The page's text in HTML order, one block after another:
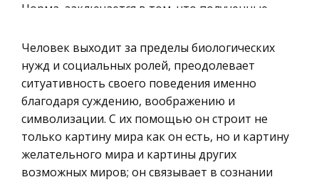
Экономика и Финансы
Химия
Металлургия
Микроэкономика, экономика предприятия,
предпринимательство
Историческая личность
Норма, заключается в том, что полученные
задачи расчетные формулы почти
непосредственно используются для ввода в
вычи
Индийская культура
Древние культуры Востока и Запада около 500
лет до н.э. пережили коренной исторический
поворот - появление человека современного
Человек выходит за пределы биологических
нужд и социальных ролей, преодолевает
ситуативность своего поведения именно
благодаря суждению, воображению и
символизации. С их помощью он строит не
только картину мира как он есть, но и картину
желательного мира и картины других
возможных миров; он связывает в сознании